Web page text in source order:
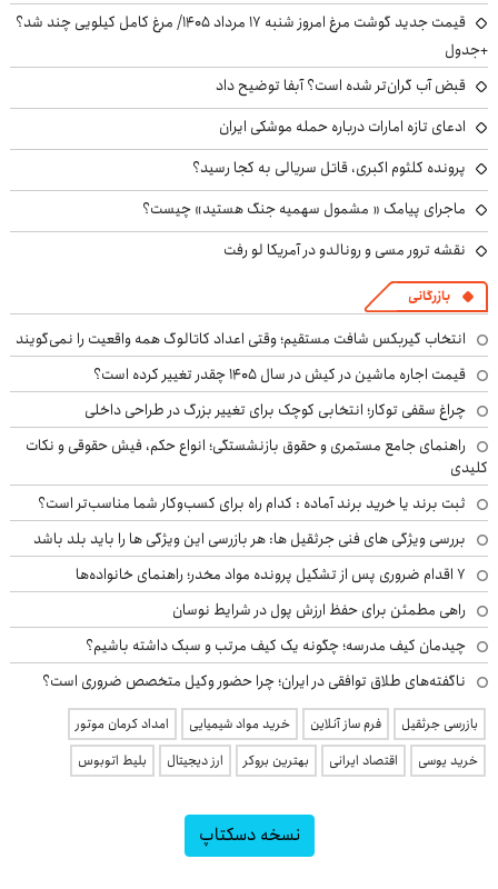
قیمت جدید گوشت مرغ امروز شنبه ۱۷ مرداد ۱۴۰۵/ مرغ کامل کیلویی چند شد؟
+جدول
قبض آب گران‌تر شده است؟ آبفا توضیح داد
ادعای تازه امارات درباره حمله موشکی ایران
پرونده کلثوم اکبری، قاتل سریالی به کجا رسید؟
ماجرای پیامک « مشمول سهمیه جنگ هستید» چیست؟
نقشه ترور مسی و رونالدو در آمریکا لو رفت
بازرگانی
انتخاب گیربکس شافت مستقیم؛ وقتی اعداد کاتالوگ همه واقعیت را نمی‌گویند
قیمت اجاره ماشین در کیش در سال ۱۴۰۵ چقدر تغییر کرده است؟
چراغ سقفی توکار؛ انتخابی کوچک برای تغییر بزرگ در طراحی داخلی
راهنمای جامع مستمری و حقوق بازنشستگی؛ انواع حکم، فیش حقوقی و نکات
کلیدی
ثبت برند یا خرید برند آماده : کدام راه برای کسب‌وکار شما مناسب‌تر است؟
بررسی ویژگی های فنی جرثقیل ها: هر بازرسی این ویژگی ها را باید بلد باشد
۷ اقدام ضروری پس از تشکیل پرونده مواد مخدر؛ راهنمای خانواده‌ها
راهی مطمئن برای حفظ ارزش پول در شرایط نوسان
چیدمان کیف مدرسه؛ چگونه یک کیف مرتب و سبک داشته باشیم؟
ناگفته‌های طلاق توافقی در ایران؛ چرا حضور وکیل متخصص ضروری است؟
بازرسی جرثقیل فرم ساز آنلاین خرید مواد شیمیایی
امداد کرمان موتور
خرید یوسی
اقتصاد ایرانی بهترین بروکر ارز دیجیتال بلیط اتوبوس
نسخه دسکتاپ